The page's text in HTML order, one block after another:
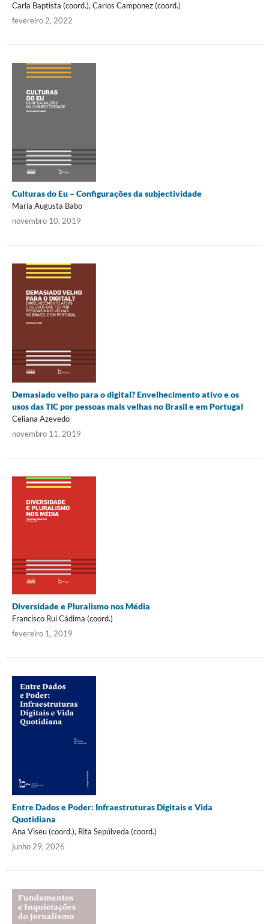
Carla Baptista (coord.), Carlos Camponez (coord.)
fevereiro 2, 2022
Culturas do Eu – Configurações da subjectividade
Maria Augusta Babo
novembro 10, 2019
Demasiado velho para o digital? Envelhecimento ativo e os
usos das TIC por pessoas mais velhas no Brasil e em Portugal
Celiana Azevedo
novembro 11, 2019
Diversidade e Pluralismo nos Média
Francisco Rui Cádima (coord.)
fevereiro 1, 2019
Entre Dados e Poder: Infraestruturas Digitais e Vida
Quotidiana
Ana Viseu (coord.), Rita Sepúlveda (coord.)
junho 29, 2026